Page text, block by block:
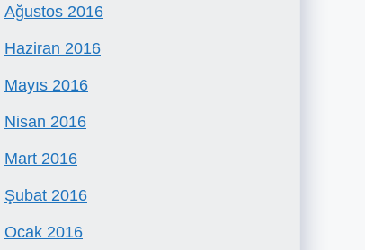
Ağustos 2016
Haziran 2016
Mayıs 2016
Nisan 2016
Mart 2016
Şubat 2016
Ocak 2016